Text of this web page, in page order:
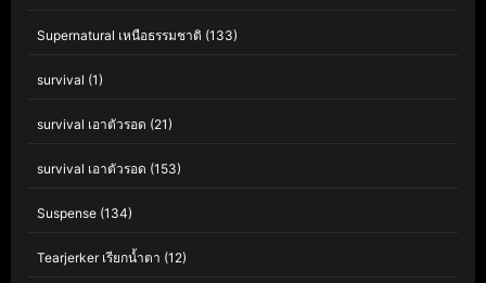
Supernatural เหนือธรรมชาติ (133)
survival (1)
survival เอาตัวรอด (21)
survival เอาตัวรอด (153)
Suspense (134)
Tearjerker เรียกน้ำตา (12)